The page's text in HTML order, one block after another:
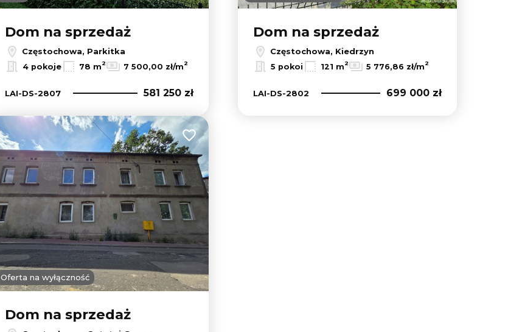
Dom na sprzedaż
Częstochowa, Parkitka
4 pokoje 78 m2 7 500,00 zł/m2
LAI-DS-2807 581 250 zł
Dom na sprzedaż
Częstochowa, Kiedrzyn
5 pokoi 121 m2 5 776,86 zł/m2
LAI-DS-2802 699 000 zł
Oferta na wyłączność
Dodaj do ulubionych
Dom na sprzedaż